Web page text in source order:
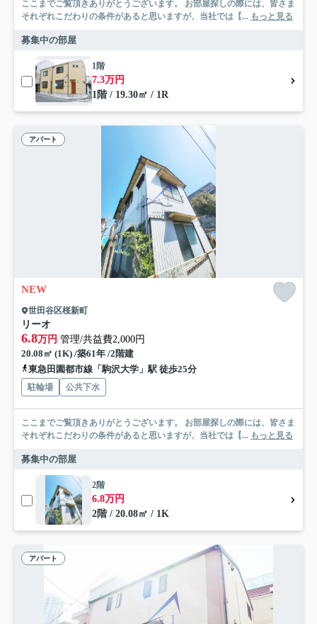
ここまでご覧頂きありがとうございます。 お部屋探しの際には、皆さま
それぞれこだわりの条件があると思いますが、当社では【... もっと見る
募集中の部屋
1階
7.3万円
1階 / 19.30㎡ / 1R
アパート
NEW
世田谷区桜新町
リーオ
6.8万円 管理/共益費2,000円
20.08㎡ (1K) /築61年 /2階建
東急田園都市線「駒沢大学」駅 徒歩25分
駐輪場 公共下水
ここまでご覧頂きありがとうございます。 お部屋探しの際には、皆さま
それぞれこだわりの条件があると思いますが、当社では【... もっと見る
募集中の部屋
2階
6.8万円
2階 / 20.08㎡ / 1K
アパート